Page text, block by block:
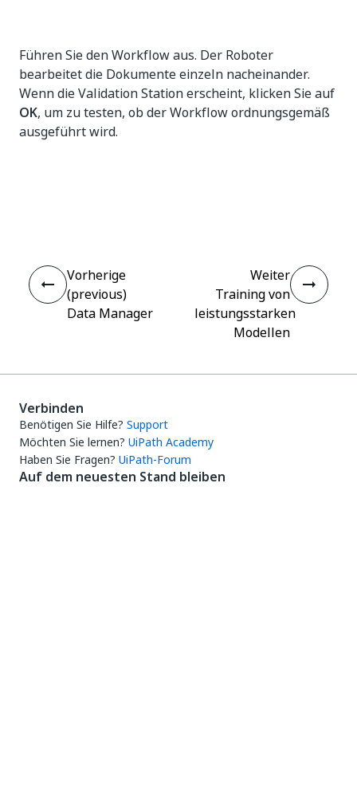
Führen Sie den Workflow aus. Der Roboter
bearbeitet die Dokumente einzeln nacheinander.
Wenn die Validation Station erscheint, klicken Sie auf
OK, um zu testen, ob der Workflow ordnungsgemäß
ausgeführt wird.
Vorherige
(previous)
Data Manager
Weiter
Training von
leistungsstarken
Modellen
Verbinden
Benötigen Sie Hilfe? Support
Möchten Sie lernen? UiPath Academy
Haben Sie Fragen? UiPath-Forum
Auf dem neuesten Stand bleiben